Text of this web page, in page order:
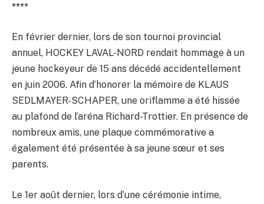
****
En février dernier, lors de son tournoi provincial
annuel, HOCKEY LAVAL-NORD rendait hommage à un
jeune hockeyeur de 15 ans décédé accidentellement
en juin 2006. Afin d’honorer la mémoire de KLAUS
SEDLMAYER-SCHAPER, une oriflamme a été hissée
au plafond de l’aréna Richard-Trottier. En présence de
nombreux amis, une plaque commémorative a
également été présentée à sa jeune sœur et ses
parents.
Le 1er août dernier, lors d’une cérémonie intime,